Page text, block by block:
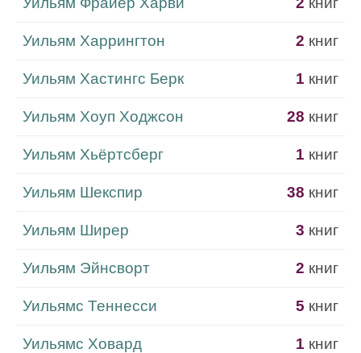
Уильям Харрингтон 2 книг
Уильям Хастингс Берк 1 книг
Уильям Хоуп Ходжсон 28 книг
Уильям Хьёртсберг 1 книг
Уильям Шекспир 38 книг
Уильям Ширер 3 книг
Уильям Эйнсворт 2 книг
Уильямс Теннесси 5 книг
Уильямс Ховард 1 книг